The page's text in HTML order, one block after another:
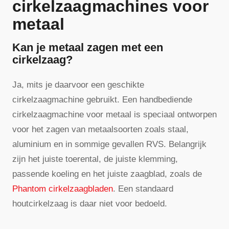
cirkelzaagmachines voor
metaal
Kan je metaal zagen met een
cirkelzaag?
Ja, mits je daarvoor een geschikte
cirkelzaagmachine gebruikt. Een handbediende
cirkelzaagmachine voor metaal is speciaal ontworpen
voor het zagen van metaalsoorten zoals staal,
aluminium en in sommige gevallen RVS. Belangrijk
zijn het juiste toerental, de juiste klemming,
passende koeling en het juiste zaagblad, zoals de
Phantom cirkelzaagbladen. Een standaard
houtcirkelzaag is daar niet voor bedoeld.